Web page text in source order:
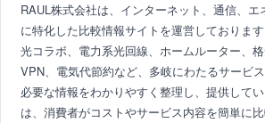
RAUL株式会社は、インターネット、通信、エ
に特化した比較情報サイトを運営しております
光コラボ、電力系光回線、ホームルーター、格
VPN、電気代節約など、多岐にわたるサービ
必要な情報をわかりやすく整理し、提供して
は、消費者がコストやサービス内容を簡単に